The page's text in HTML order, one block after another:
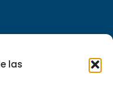
las